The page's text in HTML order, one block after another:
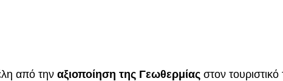
από την αξιοποίηση της Γεωθερμίας στον